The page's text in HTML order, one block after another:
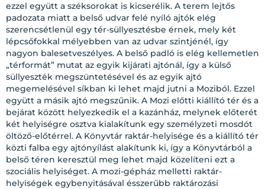
ezzel együtt a széksorokat is kicserélik. A terem lejtős
padozata miatt a belső udvar felé nyíló ajtók elég
szerencsétlenül egy tér-süllyesztésbe érnek, mely két
lépcsőfokkal mélyebben van az udvar szintjénél, így
nagyon balesetveszélyes. A belső padló is elég kellemetlen
„térformát” mutat az egyik kijárati ajtónál, így a külső
süllyeszték megszüntetésével és az egyik ajtó
megemelésével síkban ki lehet majd jutni a Moziból. Ezzel
együtt a másik ajtó megszűnik. A Mozi előtti kiállító tér és a
bejárat között helyezkedik el a kazánház, melynek előterét
két helyiségre osztva kialakítunk egy személyzeti mosdót
öltöző-előtérrel. A Könyvtár raktár-helyisége és a kiállító tér
közti falba egy ajtónyílást alakítunk ki, így a Könyvtárból a
belső téren keresztül meg lehet majd közelíteni ezt a
szociális helyiséget. A mozi-gépház melletti raktár-
helyiségek egybenyitásával ésszerűbb raktározási